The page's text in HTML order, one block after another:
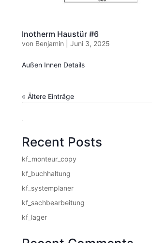
Inotherm Haustür #6
von Benjamin Juni 3, 2025
Außen Innen Details
« Ältere Einträge
Recent Posts
kf_monteur_copy
kf_buchhaltung
kf_systemplaner
kf_sachbearbeitung
kf_lager